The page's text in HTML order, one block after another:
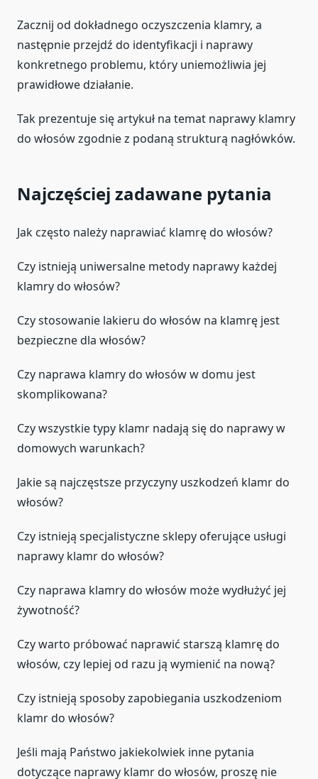
Zacznij od dokładnego oczyszczenia klamry, a
następnie przejdź do identyfikacji i naprawy
konkretnego problemu, który uniemożliwia jej
prawidłowe działanie.
Tak prezentuje się artykuł na temat naprawy klamry
do włosów zgodnie z podaną strukturą nagłówków.
Najczęściej zadawane pytania
Jak często należy naprawiać klamrę do włosów?
Czy istnieją uniwersalne metody naprawy każdej
klamry do włosów?
Czy stosowanie lakieru do włosów na klamrę jest
bezpieczne dla włosów?
Czy naprawa klamry do włosów w domu jest
skomplikowana?
Czy wszystkie typy klamr nadają się do naprawy w
domowych warunkach?
Jakie są najczęstsze przyczyny uszkodzeń klamr do
włosów?
Czy istnieją specjalistyczne sklepy oferujące usługi
naprawy klamr do włosów?
Czy naprawa klamry do włosów może wydłużyć jej
żywotność?
Czy warto próbować naprawić starszą klamrę do
włosów, czy lepiej od razu ją wymienić na nową?
Czy istnieją sposoby zapobiegania uszkodzeniom
klamr do włosów?
Jeśli mają Państwo jakiekolwiek inne pytania
dotyczące naprawy klamr do włosów, proszę nie